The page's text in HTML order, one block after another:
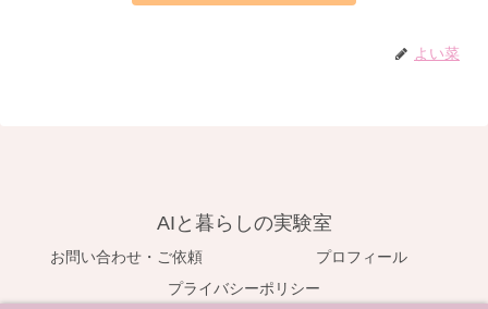
よい菜
AIと暮らしの実験室
お問い合わせ・ご依頼
プロフィール
プライバシーポリシー